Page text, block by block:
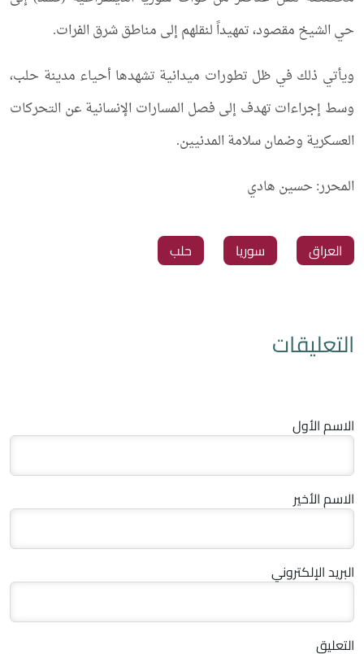
حي الشيخ مقصود، تمهيداً لنقلهم إلى مناطق شرق الفرات.
ويأتي ذلك في ظل تطورات ميدانية تشهدها أحياء مدينة حلب،
وسط إجراءات تهدف إلى فصل المسارات الإنسانية عن التحركات
العسكرية وضمان سلامة المدنيين.
المحرر: حسين هادي
العراق سوريا حلب
التعليقات
الاسم الأول
الاسم الأخير
البريد الإلكتروني
التعليق